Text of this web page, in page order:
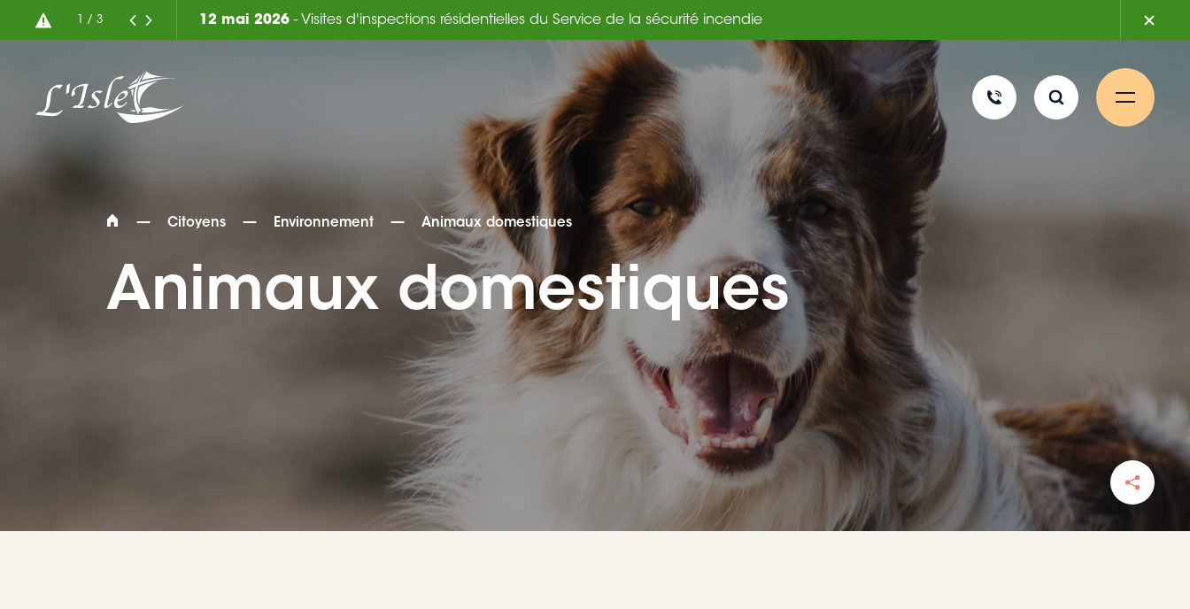
/ 3 7 août 2026- Vente de terrains résidentiels 2 mars
— Citoyens — Environnement — Animaux domestiques
Animaux domestiques